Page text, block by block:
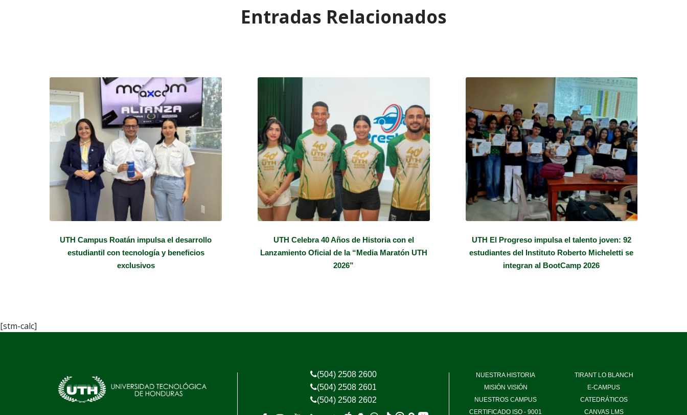
Entradas Relacionados
UTH Campus Roatán impulsa el desarrollo
estudiantil con tecnología y beneficios
exclusivos
UTH Celebra 40 Años de Historia con el
Lanzamiento Oficial de la “Media Maratón UTH
2026”
UTH El Progreso impulsa el talento joven: 92
estudiantes del Instituto Roberto Micheletti se
integran al BootCamp 2026
[stm-calc]
(504) 2508 2600
(504) 2508 2601
(504) 2508 2602
NUESTRA HISTORIA
MISIÓN VISIÓN
NUESTROS CAMPUS
CERTIFICADO ISO - 9001
TIRANT LO BLANCH
E-CAMPUS
CATEDRÁTICOS
CANVAS LMS